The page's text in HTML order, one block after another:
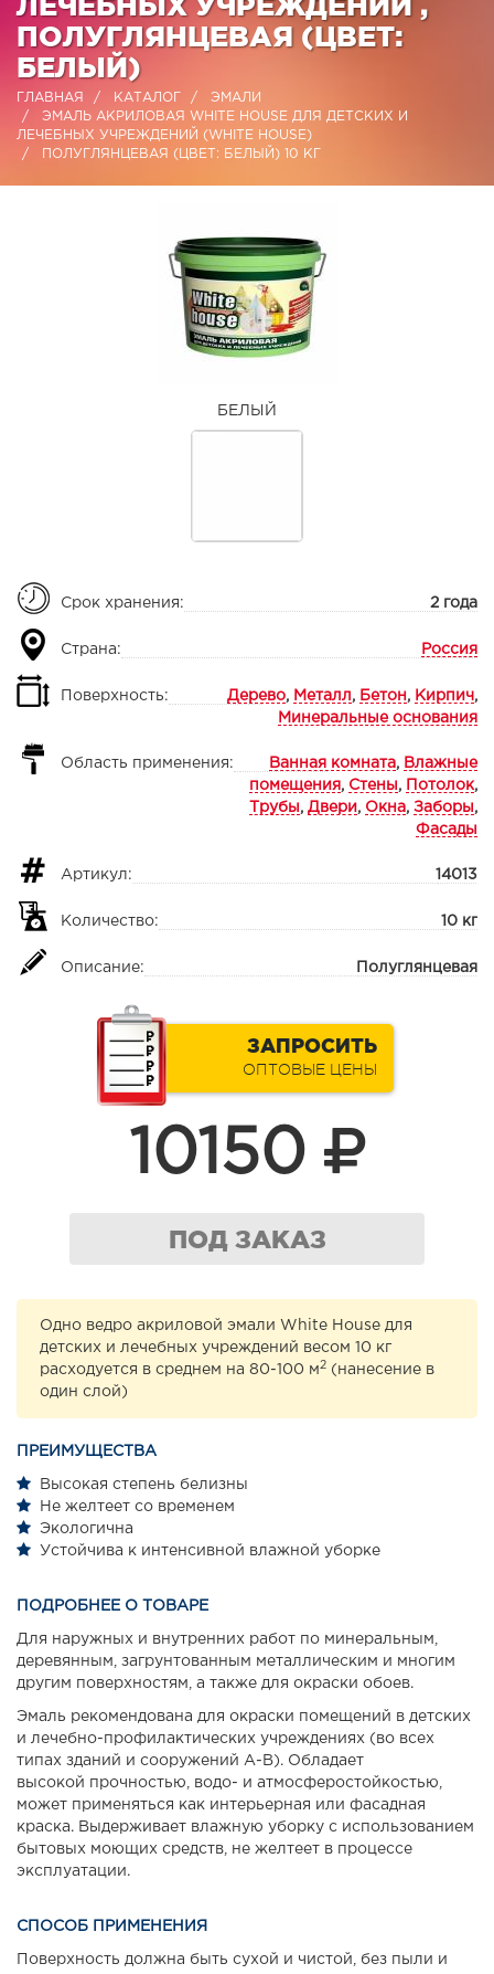
ПОЛУГЛЯНЦЕВАЯ (ЦВЕТ:
БЕЛЫЙ)
ГЛАВНАЯ КАТАЛОГ
ЭМАЛИ
ЭМАЛЬ АКРИЛОВАЯ WHITE HOUSE ДЛЯ ДЕТСКИХ И
ЛЕЧЕБНЫХ УЧРЕЖДЕНИЙ (WHITE HOUSE)
ПОЛУГЛЯНЦЕВАЯ (ЦВЕТ: БЕЛЫЙ) 10 КГ
БЕЛЫЙ
Срок хранения: 2 года
Страна: Россия
Поверхность: Дерево, Металл , Бетон , Кирпич ,
Минеральные основания
Область применения: Ванная комната, Влажные
помещения , Стены , Потолок,
Трубы , Двери , Окна, Заборы ,
Фасады
Артикул: 14013
Количество: 10 кг
Описание: Полуглянцевая
ЗАПРОСИТЬ
ОПТОВЫЕ ЦЕНЫ
10150
ПОД ЗАКАЗ
Одно ведро акриловой эмали White House для
детских и лечебных учреждений весом 10 кг
расходуется в среднем на 80-100 м 2 (нанесение в
один слой)
ПРЕИМУЩЕСТВА
Высокая степень белизны
Не желтеет со временем
Экологична
Устойчива к интенсивной влажной уборке
ПОДРОБНЕЕ О ТОВАРЕ
Для наружных и внутренних работ по минеральным,
деревянным, загрунтованным металлическим и многим
другим поверхностям, а также для окраски обоев.
Эмаль рекомендована для окраски помещений в детских
и лечебно-профилактических учреждениях (во всех
типах зданий и сооружений А-В). Обладает
высокой прочностью, водо- и атмосферостойкостью,
может применяться как интерьерная или фасадная
краска. Выдерживает влажную уборку с использованием
бытовых моющих средств, не желтеет в процессе
эксплуатации.
СПОСОБ ПРИМЕНЕНИЯ
Поверхность должна быть сухой и чистой, без пыли и